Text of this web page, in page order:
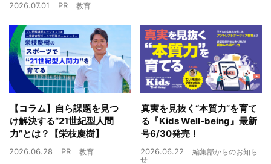
2026.07.01 PR 教育
【コラム】自ら課題を見つ
け解決する“21世紀型人間
力”とは？【栄枝慶樹】
2026.06.28 PR 教育
真実を見抜く“本質力”を育て
る『Kids Well-being』最新
号6/30発売！
2026.06.22
編集部からのお知ら
せ